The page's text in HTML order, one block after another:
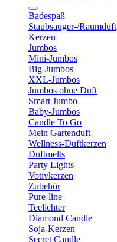
Badespaß
Staubsauger-/Raumduft
Kerzen
Jumbos
Mini-Jumbos
Big-Jumbos
XXL-Jumbos
Jumbos ohne Duft
Smart Jumbo
Baby-Jumbos
Candle To Go
Mein Gartenduft
Wellness-Duftkerzen
Duftmelts
Party Lights
Votivkerzen
Zubehör
Pure-line
Teelichter
Diamond Candle
Soja-Kerzen
Secret Candle